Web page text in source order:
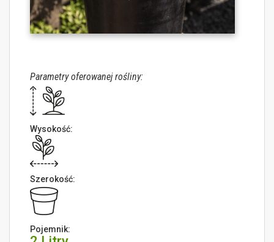
Parametry oferowanej rośliny:
Wysokość:
Szerokość:
Pojemnik: